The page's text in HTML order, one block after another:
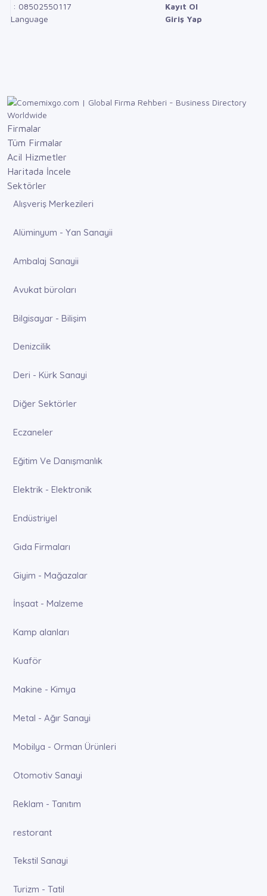
: 08502550117
Language
Kayıt Ol
Giriş Yap
Firmalar
Tüm Firmalar
Acil Hizmetler
Haritada İncele
Sektörler
Alışveriş Merkezileri
Alüminyum - Yan Sanayii
Ambalaj Sanayii
Avukat büroları
Bilgisayar - Bilişim
Denizcilik
Deri - Kürk Sanayi
Diğer Sektörler
Eczaneler
Eğitim Ve Danışmanlık
Elektrik - Elektronik
Endüstriyel
Gıda Firmaları
Giyim - Mağazalar
İnşaat - Malzeme
Kamp alanları
Kuaför
Makine - Kimya
Metal - Ağır Sanayi
Mobilya - Orman Ürünleri
Otomotiv Sanayi
Reklam - Tanıtım
restorant
Tekstil Sanayi
Turizm - Tatil